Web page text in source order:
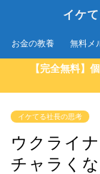
イケ
お金の教養 無料メ
【完全無料】
イケてる社長の思考
ウクライ
チャラく